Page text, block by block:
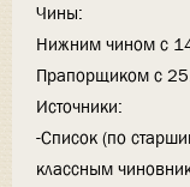
Чины:
Нижним чином с
Прапорщиком с
Источники:
-Список (по
классным